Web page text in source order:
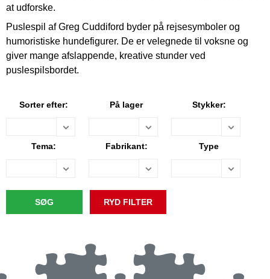
at udforske.
Puslespil af Greg Cuddiford byder på rejsesymboler og
humoristiske hundefigurer. De er velegnede til voksne og
giver mange afslappende, kreative stunder ved
puslespilsbordet.
Sorter efter: På lager Stykker:
Tema: Fabrikant: Type